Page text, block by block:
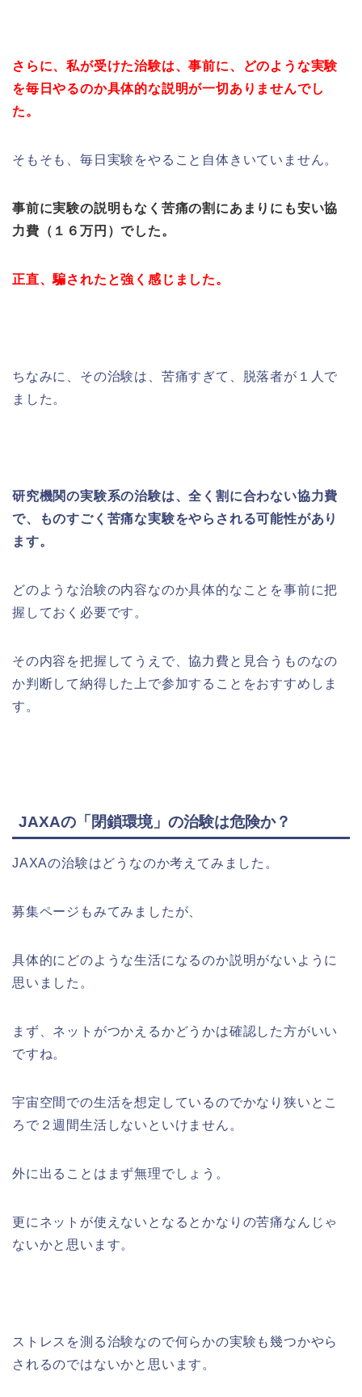
さらに、私が受けた治験は、事前に、どのような実験
を毎日やるのか具体的な説明が一切ありませんでし
た。
そもそも、毎日実験をやること自体きいていません。
事前に実験の説明もなく苦痛の割にあまりにも安い協
力費（１６万円）でした。
正直、騙されたと強く感じました。
ちなみに、その治験は、苦痛すぎて、脱落者が１人で
ました。
研究機関の実験系の治験は、全く割に合わない協力費
で、ものすごく苦痛な実験をやらされる可能性があり
ます。
どのような治験の内容なのか具体的なことを事前に把
握しておく必要です。
その内容を把握してうえで、協力費と見合うものなの
か判断して納得した上で参加することをおすすめしま
す。
JAXAの「閉鎖環境」の治験は危険か？
JAXAの治験はどうなのか考えてみました。
募集ページもみてみましたが、
具体的にどのような生活になるのか説明がないように
思いました。
まず、ネットがつかえるかどうかは確認した方がいい
ですね。
宇宙空間での生活を想定しているのでかなり狭いとこ
ろで２週間生活しないといけません。
外に出ることはまず無理でしょう。
更にネットが使えないとなるとかなりの苦痛なんじゃ
ないかと思います。
ストレスを測る治験なので何らかの実験も幾つかやら
されるのではないかと思います。